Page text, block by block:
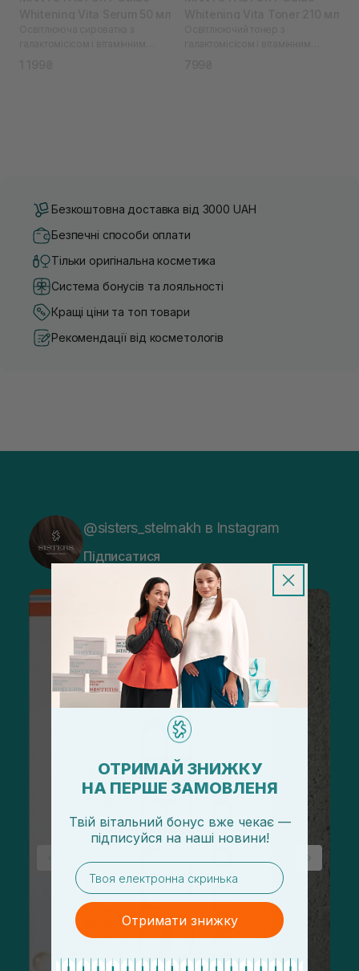
Безкоштовна доставка від 3000 UAH
Безпечні способи оплати
Тільки оригінальна косметика
Система бонусів та лояльності
Кращі ціни та топ товари
Рекомендації від косметологів
@sisters_stelmakh в Instagram
Підписатися
ОТРИМАЙ ЗНИЖКУ
НА ПЕРШЕ ЗАМОВЛЕНЯ
Твій вітальний бонус вже чекає —
підписуйся на наші новини!
email
Отримати знижку